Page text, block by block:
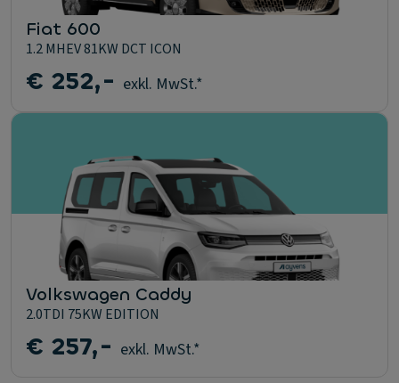
Fiat 600
1.2 MHEV 81KW DCT ICON
€ 252,- exkl. MwSt.*
Volkswagen Caddy
2.0TDI 75KW EDITION
€ 257,- exkl. MwSt.*